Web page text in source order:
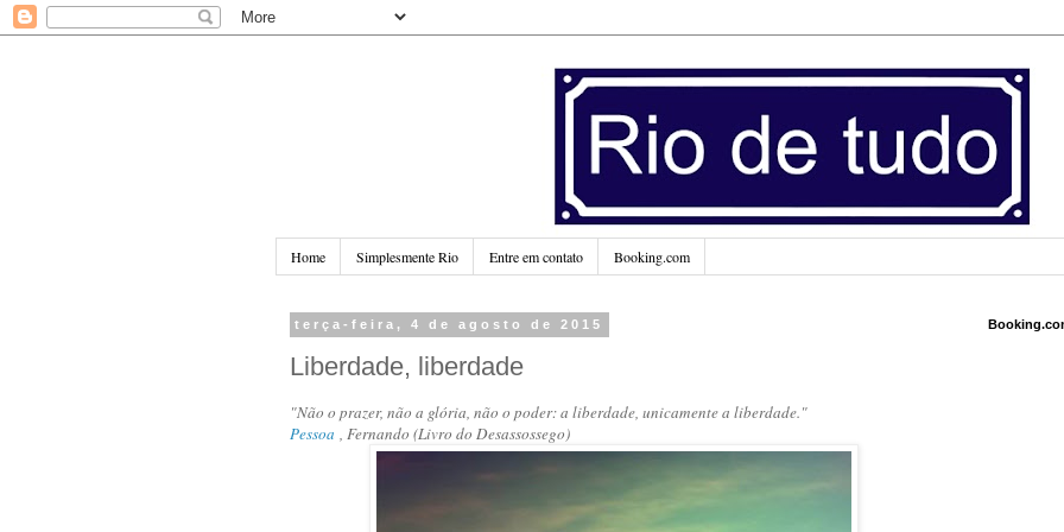
Home Simplesmente Rio Entre em contato Booking.com
terça-feira, 4 de agosto de 2015
Liberdade, liberdade
"Não o prazer, não a glória, não o poder: a liberdade, unicamente a liberdade."
Pessoa , Fernando (Livro do Desassossego)